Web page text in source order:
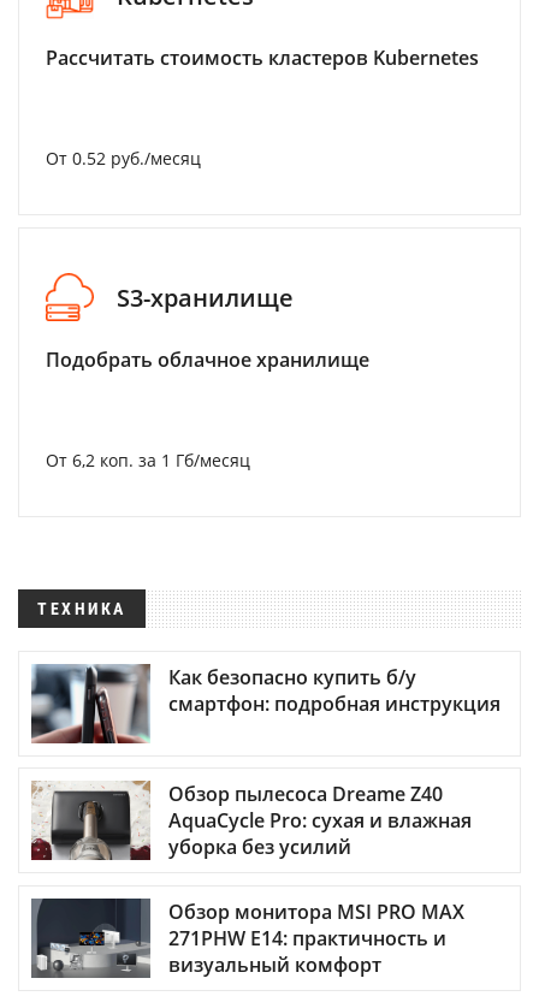
Рассчитать стоимость кластеров Kubernetes
От 0.52 руб./месяц
S3-хранилище
Подобрать облачное хранилище
От 6,2 коп. за 1 Гб/месяц
ТЕХНИКА
Как безопасно купить б/у
смартфон: подробная инструкция
Обзор пылесоса Dreame Z40
AquaCycle Pro: сухая и влажная
уборка без усилий
Обзор монитора MSI PRO MAX
271PHW E14: практичность и
визуальный комфорт